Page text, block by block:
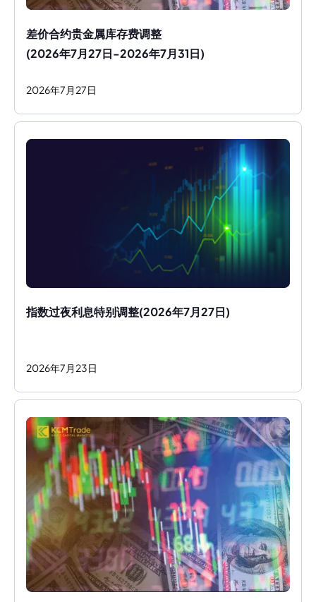
差价合约贵金属库存费调整
(2026年7月27日-2026年7月31日)
2026年7 月 27日
指数过夜利息特别调整(2026年7月27日)
2026年7 月 23日